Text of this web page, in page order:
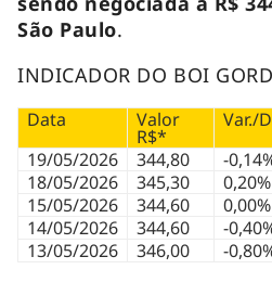
São Paulo.
INDICADOR DO BOI
Data Valor
R$*
Var./
19/05/2026
344,80 -
18/05/2026
345,30 0,20%
15/05/2026
344,60 0,00%
14/05/2026
344,60 -
13/05/2026
346,00 -